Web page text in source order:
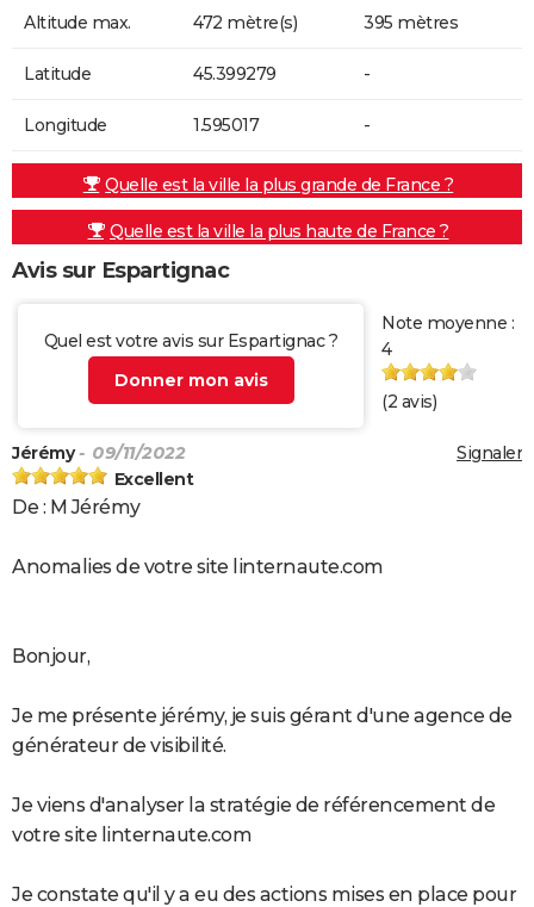
Altitude max. 472 mètre(s) 395 mètres
Latitude 45.399279 -
Longitude 1.595017 -
Quelle est la ville la plus grande de France ?
Quelle est la ville la plus haute de France ?
Avis sur Espartignac
Quel est votre avis sur Espartignac ?
Donner mon avis
Note moyenne :
4
(2 avis)
Signaler
Jérémy- 09/11/2022
Excellent
De : M Jérémy
Anomalies de votre site linternaute.com
Bonjour,
Je me présente jérémy, je suis gérant d'une agence de
générateur de visibilité.
Je viens d'analyser la stratégie de référencement de
votre site linternaute.com
Je constate qu'il y a eu des actions mises en place pour